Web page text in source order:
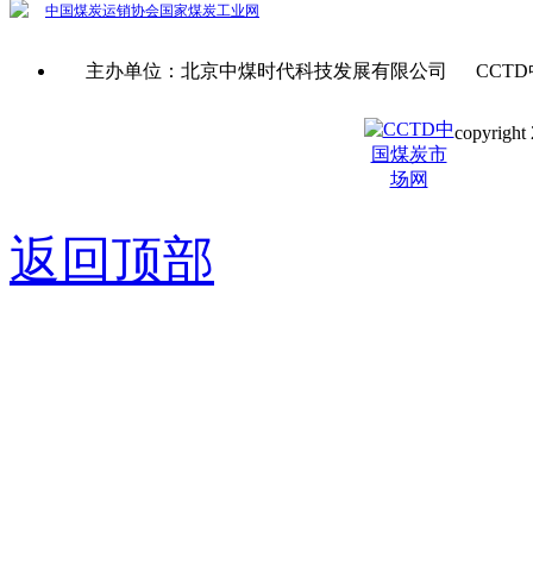
中国煤炭运销协会国家煤炭工业网
主办单位：北京中煤时代科技发展有限公司
copyright
返回顶部